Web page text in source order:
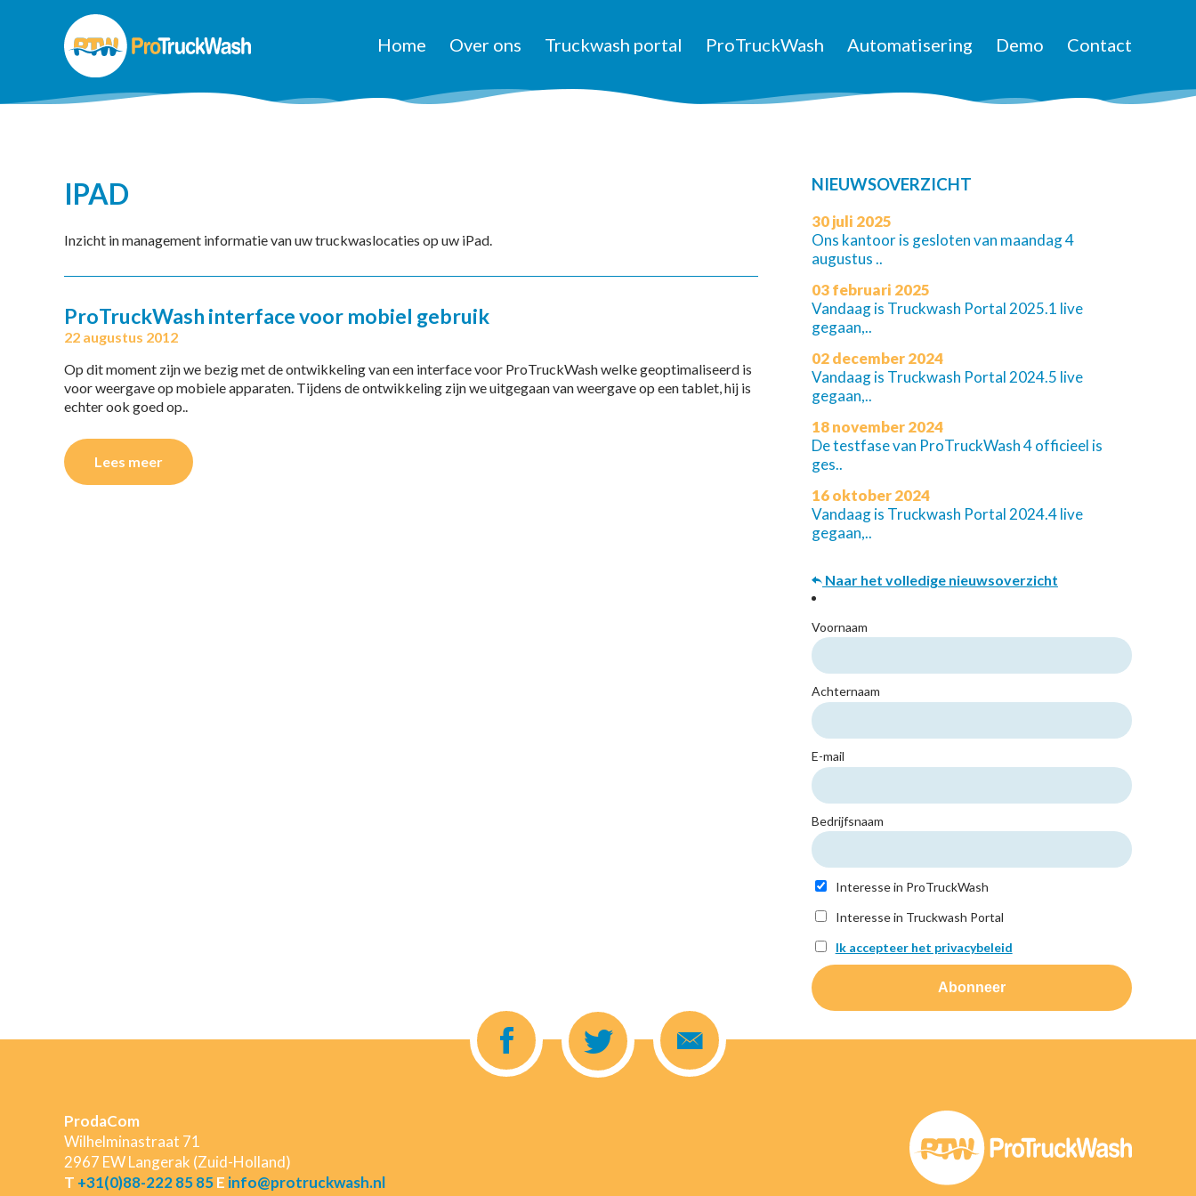
Home Over ons Truckwash portal ProTruckWash Automatisering Demo Contact
IPAD
Inzicht in management informatie van uw truckwaslocaties op uw iPad.
ProTruckWash interface voor mobiel gebruik
22 augustus 2012
Op dit moment zijn we bezig met de ontwikkeling van een interface voor ProTruckWash welke geoptimaliseerd is
voor weergave op mobiele apparaten. Tijdens de ontwikkeling zijn we uitgegaan van weergave op een tablet, hij is
echter ook goed op..
Lees meer
NIEUWSOVERZICHT
30 juli 2025
Ons kantoor is gesloten van maandag 4
augustus ..
03 februari 2025
Vandaag is Truckwash Portal 2025.1 live
gegaan,..
02 december 2024
Vandaag is Truckwash Portal 2024.5 live
gegaan,..
18 november 2024
De testfase van ProTruckWash 4 officieel is
ges..
16 oktober 2024
Vandaag is Truckwash Portal 2024.4 live
gegaan,..
Naar het volledige nieuwsoverzicht
Voornaam
Achternaam
E-mail
Bedrijfsnaam
Interesse in ProTruckWash
Interesse in Truckwash Portal
Ik accepteer het privacybeleid
ProdaCom
Wilhelminastraat 71
2967 EW Langerak (Zuid-Holland)
T +31(0)88-222 85 85E info@protruckwash.nl